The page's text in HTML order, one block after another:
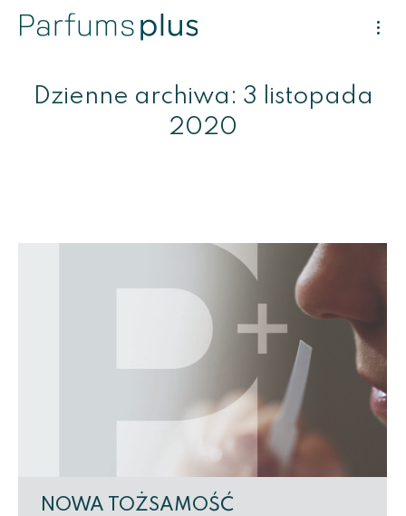
Dzienne archiwa: 3 listopada
2020
NOWA TOŻSAMOŚĆ